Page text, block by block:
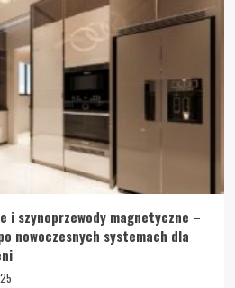
i szynoprzewody magnetyczne –
nowoczesnych systemach dla